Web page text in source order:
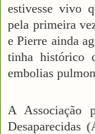
estivesse vivo
pela primeira
e Pierre ainda
tinha histórico
embolias
A Associação
Desaparecidas